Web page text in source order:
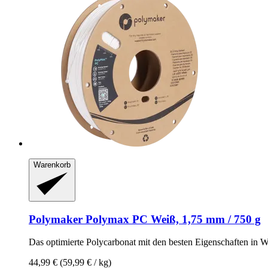
Warenkorb
Polymaker Polymax PC Weiß, 1,75 mm / 750 g
Das optimierte Polycarbonat mit den besten Eigenschaften in
44,99 € (59,99 € / kg)